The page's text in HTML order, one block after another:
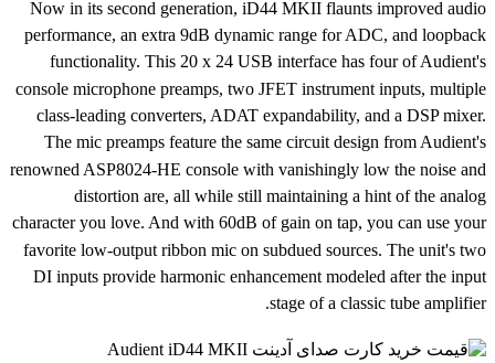
Now in its second generation, iD44 MKII flaunts improved audio
performance, an extra 9dB dynamic range for ADC, and loopback
functionality. This 20 x 24 USB interface has four of Audient's
console microphone preamps, two JFET instrument inputs, multiple
class-leading converters, ADAT expandability, and a DSP mixer.
The mic preamps feature the same circuit design from Audient's
renowned ASP8024-HE console with vanishingly low the noise and
distortion are, all while still maintaining a hint of the analog
character you love. And with 60dB of gain on tap, you can use your
favorite low-output ribbon mic on subdued sources. The unit's two
DI inputs provide harmonic enhancement modeled after the input
stage of a classic tube amplifier.